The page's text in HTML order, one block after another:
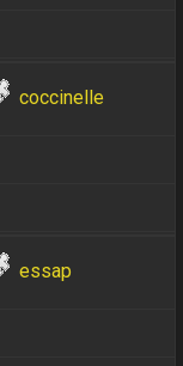
coccinelle
essap